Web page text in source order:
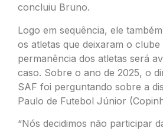
concluiu Bruno.
Logo em sequência, ele
os atletas que deixaram o
permanência dos atletas será
caso. Sobre o ano de 2025, o
SAF foi perguntando sobre a
Paulo de Futebol Júnior
“Nós decidimos não participar